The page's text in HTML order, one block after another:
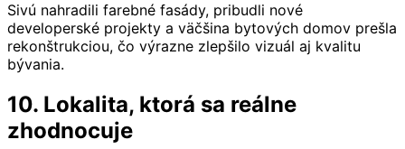
Sivú nahradili farebné fasády, pribudli nové
developerské projekty a väčšina bytových domov prešla
rekonštrukciou, čo výrazne zlepšilo vizuál aj kvalitu
bývania.
10. Lokalita, ktorá sa reálne
zhodnocuje